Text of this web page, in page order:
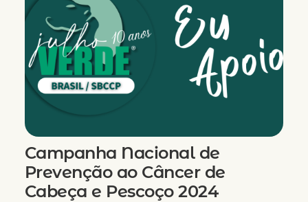
Campanha Nacional de
Prevenção ao Câncer de
Cabeça e Pescoço 2024